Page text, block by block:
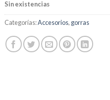
Sin existencias
Categorías:Accesorios, gorras